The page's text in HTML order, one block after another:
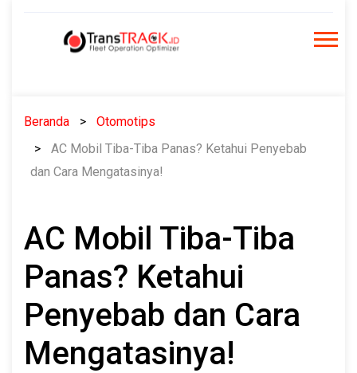
Beranda
Otomotips
AC Mobil Tiba-Tiba Panas? Ketahui Penyebab
dan Cara Mengatasinya!
AC Mobil Tiba-Tiba
Panas? Ketahui
Penyebab dan Cara
Mengatasinya!